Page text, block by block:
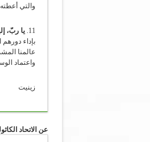
والتي
11. يا ربّ،
بإداء
عالمنا
واعتماد
زينيت
عن الاتحاد